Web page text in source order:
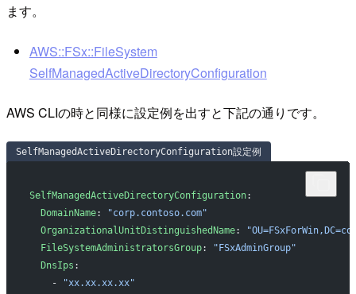
ます。
AWS::FSx::FileSystem
SelfManagedActiveDirectoryConfiguration
AWS CLIの時と同様に設定例を出すと下記の通りです。
SelfManagedActiveDirectoryConfiguration設定例
SelfManagedActiveDirectoryConfiguration:
  DomainName
:
"corp.contoso.com"
  OrganizationalUnitDistinguishedName
:
  FileSystemAdministratorsGroup
:
"FSxAdminGroup"
  DnsIps
:
    -
"xx.xx.xx.xx"